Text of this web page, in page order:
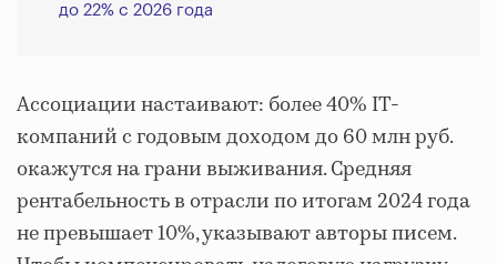
до 22% с 2026 года
Ассоциации настаивают: более 40% IT-
компаний с годовым доходом до 60 млн руб.
окажутся на грани выживания. Средняя
рентабельность в отрасли по итогам 2024 года
не превышает 10%, указывают авторы писем.